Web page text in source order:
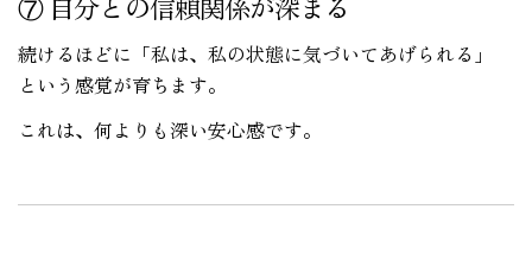
続けるほどに「私は、私の状態に気づいてあげられる」
という感覚が育ちます。
これは、何よりも深い安心感です。